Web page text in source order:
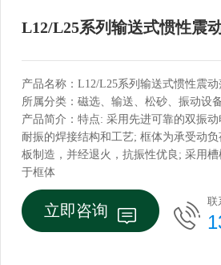
L12/L25系列输送式惯性震
产品名称：L12/L25系列输送式惯性震
所属分类：磁选、输送、松砂、振动设
产品简介：特点: 采用先进可靠的双振
耐振的焊接结构和工艺; 框体为承受动
板制造，并经退火，抗振性优良; 采用
于框体
立即咨询
联